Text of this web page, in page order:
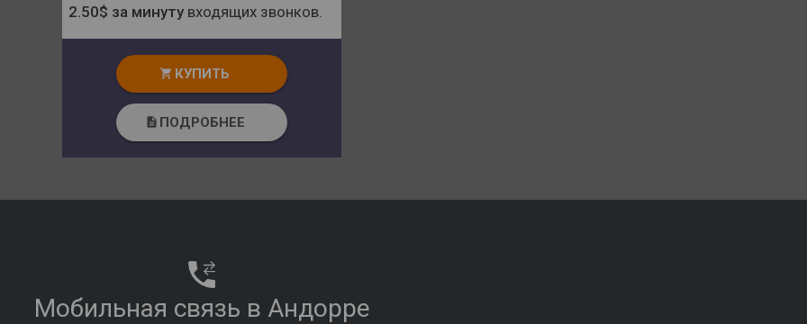
2.50$ за минутувходящих звонков.
shopping_cart КУПИТЬ
description ПОДРОБНЕЕ
Мобильная связь в Андорре